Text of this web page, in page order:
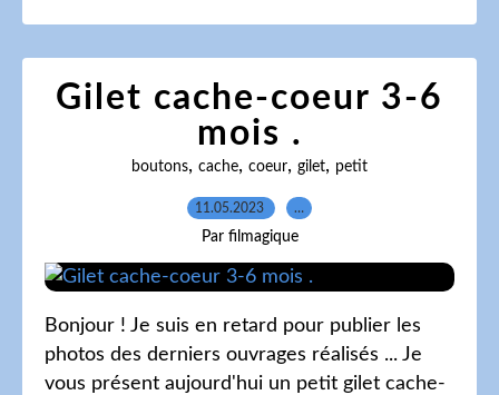
Gilet cache-coeur 3-6
mois .
boutons, cache, coeur, gilet, petit
11.05.2023 …
Par filmagique
Bonjour ! Je suis en retard pour publier les
photos des derniers ouvrages réalisés ... Je
vous présent aujourd'hui un petit gilet cache-